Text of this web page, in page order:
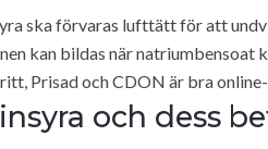
ska förvaras lufttätt för att
kan bildas när natriumbensoat
Prisad och CDON är bra
och dess